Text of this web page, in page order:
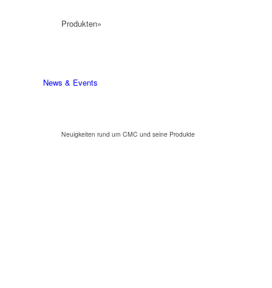
Produkten»
News & Events
Neuigkeiten rund um CMC und seine Produkte